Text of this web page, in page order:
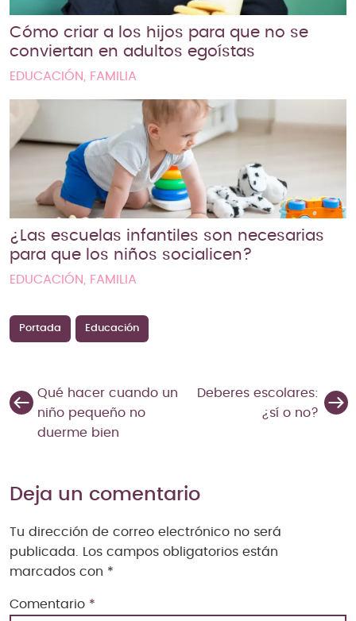
Cómo criar a los hijos para que no se
conviertan en adultos egoístas
EDUCACIÓN, FAMILIA
¿Las escuelas infantiles son necesarias
para que los niños socialicen?
EDUCACIÓN, FAMILIA
Portada Educación
Qué hacer cuando un
niño pequeño no
duerme bien
Deberes escolares:
¿sí o no?
Deja un comentario
Tu dirección de correo electrónico no será
publicada. Los campos obligatorios están
marcados con *
Comentario *